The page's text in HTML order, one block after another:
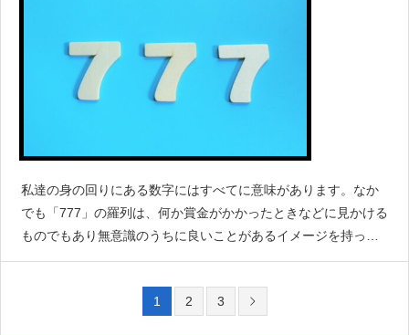
私達の身の回りにある数字にはすべてに意味があります。なか
でも「777」の羅列は、何か賞金がかかったときなどに見かける
ものでもあり無意識のうちに良いことがあるイメージを持って
いると思います。でも不思議と777ばかりの数字が目に入るとき
1
2 3